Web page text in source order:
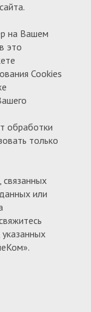
на Вашем
это
Cookies
обработки
только
связанных
или